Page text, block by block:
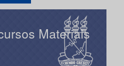
Materiais